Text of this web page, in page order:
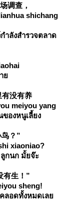
调查，
shichang
ำลังสำรวจตลาด
า
没有养
meiyou yang
องหนูเลี้ยง
？”
xiaoniao?
กนก มั้ยจ๊ะ
生！”
sheng!
ลอดทั้งหมดเล